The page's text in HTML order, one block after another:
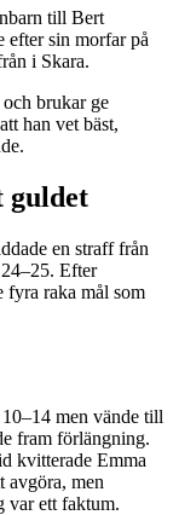
till Bert
efter sin morfar på
i Skara.
brukar ge
han vet bäst,
guldet
en straff från
Efter
fyra raka mål som
men vände till
fram förlängning.
kvitterade Emma
avgöra, men
var ett faktum.